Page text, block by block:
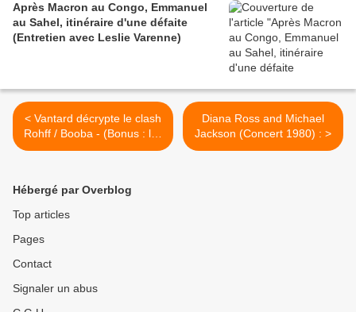
Après Macron au Congo, Emmanuel
au Sahel, itinéraire d'une défaite
(Entretien avec Leslie Varenne)
< Vantard décrypte le clash
Rohff / Booba - (Bonus : les
deux titres)
Diana Ross and Michael
Jackson (Concert 1980) : >
Hébergé par Overblog
Top articles
Pages
Contact
Signaler un abus